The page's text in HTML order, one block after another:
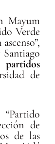
Mayum
Verde
de
de
de las